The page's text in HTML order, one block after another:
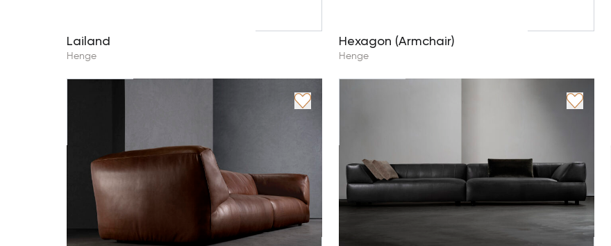
Lailand
Henge
Hexagon (Armchair)
Henge